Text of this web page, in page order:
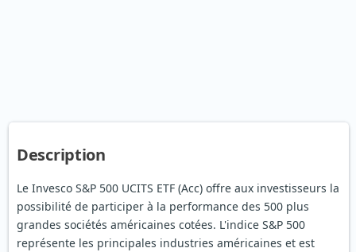
Description
Le Invesco S&P 500 UCITS ETF (Acc) offre aux investisseurs la
possibilité de participer à la performance des 500 plus
grandes sociétés américaines cotées. L'indice S&P 500
représente les principales industries américaines et est